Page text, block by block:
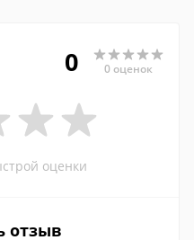
0 0 оценок
оценки
отзыв